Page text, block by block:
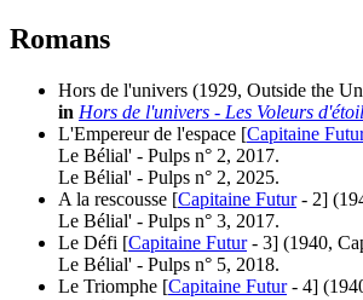
Romans
Hors de l'univers (1929, Outside the
in Hors de l'univers - Les Voleurs
L'Empereur de l'espace [Capitaine
Le Bélial' - Pulps n° 2, 2017.
Le Bélial' - Pulps n° 2, 2025.
A la rescousse [Capitaine Futur- 2]
Le Bélial' - Pulps n° 3, 2017.
Le Défi [Capitaine Futur- 3] (1940,
Le Bélial' - Pulps n° 5, 2018.
Le Triomphe [Capitaine Futur- 4]